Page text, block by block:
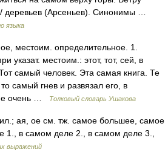
деревьев (Арсеньев). Синонимы …
языка
местоим. определительное. 1.
указат. местоим.: этот, тот, сей, в
самый человек. Эта самая книга. Те
самый гнев и развязал его, в
очень …
Толковый словарь Ушакова
ая, ое см. тж. самое большее, самое
1., в самом деле 2., в самом деле 3.,
выражений